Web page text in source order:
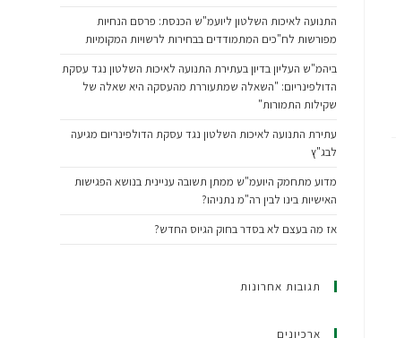
התנועה לאיכות השלטון ליועמ"ש הכנסת: פרסם הנחיות
מפורשות לח"כים המתמודדים בבחירות לרשויות המקומיות
ביהמ"ש העליון בדיון בעתירת התנועה לאיכות השלטון נגד עסקת
הדולפינריום: "השאלה שמתעוררת מהעסקה היא שאלה של
שקילות התמורות"
עתירת התנועה לאיכות השלטון נגד עסקת הדולפינריום מגיעה
לבג"ץ
מדוע מתחמק היועמ"ש ממתן תשובה עניינית בנושא הפגישות
האישיות בינו לבין רה"מ נתניהו?
אז מה בעצם לא בסדר בחוק הגיוס החדש?
תגובות אחרונות
ארכיונים